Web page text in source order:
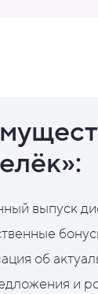
выпуск
об
и